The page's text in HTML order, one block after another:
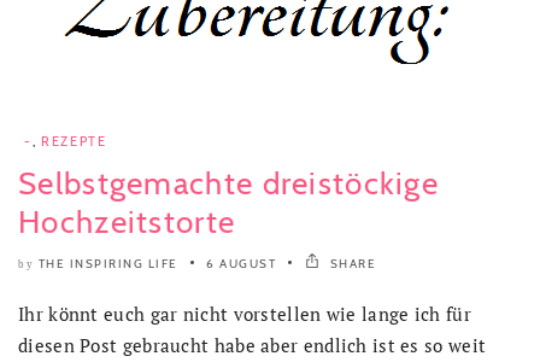
- REZEPTE
Selbstgemachte dreistöckige
Hochzeitstorte
by THE INSPIRING LIFE 6 AUGUST SHARE
Ihr könnt euch gar nicht vorstellen wie lange ich für
diesen Post gebraucht habe aber endlich ist es so weit